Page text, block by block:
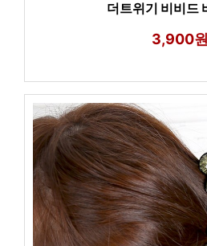
더트위기 비비드
3,900원